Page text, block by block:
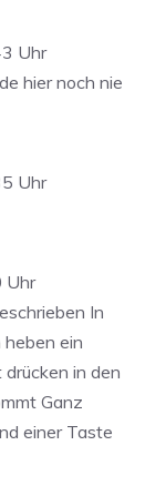
Uhr
hier noch nie
Uhr
Uhr
In
ein
in den
Ganz
einer Taste